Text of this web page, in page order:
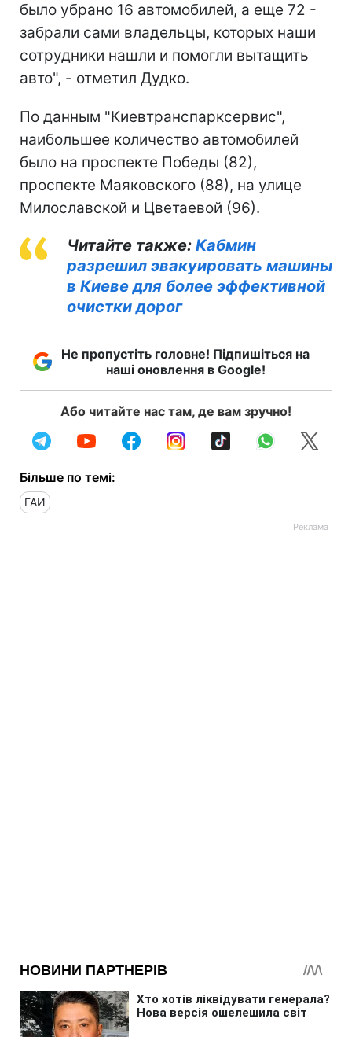
было убрано 16 автомобилей, а еще 72 -
забрали сами владельцы, которых наши
сотрудники нашли и помогли вытащить
авто", - отметил Дудко.
По данным "Киевтранспарксервис",
наибольшее количество автомобилей
было на проспекте Победы (82),
проспекте Маяковского (88), на улице
Милославской и Цветаевой (96).
Читайте также: Кабмин
разрешил эвакуировать машины
в Киеве для более эффективной
очистки дорог
Не пропустіть головне! Підпишіться на
наші оновлення в Google!
Або читайте нас там, де вам зручно!
Більше по темі:
ГАИ